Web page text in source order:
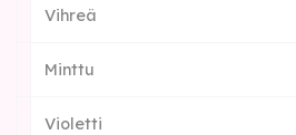
Vihreä
Minttu
Violetti